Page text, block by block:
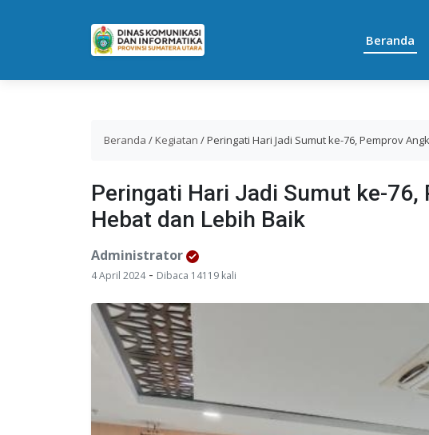
Beranda
Beranda / Kegiatan /Peringati Hari Jadi Sumut ke-76, Pemprov
Peringati Hari Jadi Sumut ke-
Hebat dan Lebih Baik
Administrator
4 April 2024- Dibaca 14119 kali